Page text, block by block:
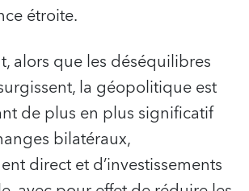
étroite.
alors que les déséquilibres
la géopolitique est
de plus en plus significatif
bilatéraux,
direct et d’investissements